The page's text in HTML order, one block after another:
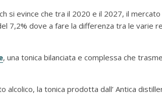
si evince che tra il 2020 e il 2027, il mercato
7,2% dove a fare la differenza tra le varie
, una tonica bilanciata e complessa che
la tonica prodotta dall’ Antica